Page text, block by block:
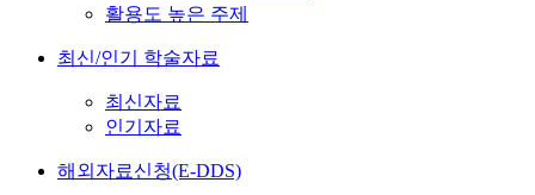
활용도 높은 주제
최신/인기 학술자료
최신자료
인기자료
해외자료신청(E-DDS)